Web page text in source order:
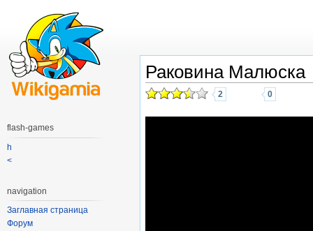
Раковина Малюска
2 0
flash-games
h
<
navigation
Заглавная страница
Форум